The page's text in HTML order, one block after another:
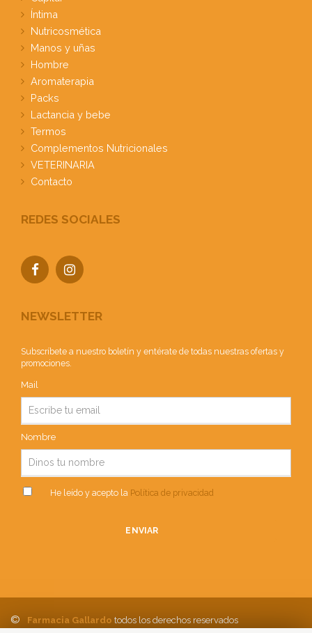
Íntima
Nutricosmética
Manos y uñas
Hombre
Aromaterapia
Packs
Lactancia y bebe
Termos
Complementos Nutricionales
VETERINARIA
Contacto
REDES SOCIALES
NEWSLETTER
Subscríbete a nuestro boletín y entérate de todas nuestras ofertas y
promociones.
Mail
Nombre
He leído y acepto la Política de privacidad
ENVIAR
© Farmacia Gallardo todos los derechos reservados